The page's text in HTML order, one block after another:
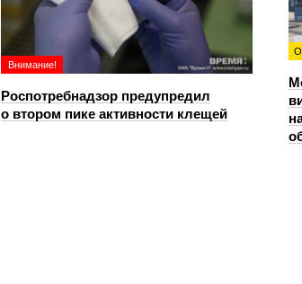
Внимание!
Роспотребнадзор предупредил
о втором пике активности клещей